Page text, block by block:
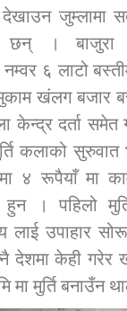
समिति सम्बन्धी सन्देश
महिला तथा लैङ्गिक हिंसा
महिनावारी सम्बन्धिकाे
बालविवाह सन्देश
तातोपानी गाउँपालिका
जुम्लामा
। बाजुरा
नम्वर ६ लाटो
खंलग बजार
केन्द्र दर्ता समेत
कलाको सुरुवात
४ रूपैयाँ मा
। पहिलो
लाई उपाहार
केही गरेर
मुर्ति बनाउँन